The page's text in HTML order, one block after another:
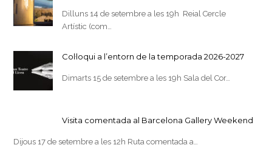
Dilluns 14 de setembre a les 19h Reial Cercle
Artístic (com…
Col·loqui a l’entorn de la temporada 2026-2027
Dimarts 15 de setembre a les 19h Sala del Cor…
Visita comentada al Barcelona Gallery Weekend
Dijous 17 de setembre a les 12h Ruta comentada a…